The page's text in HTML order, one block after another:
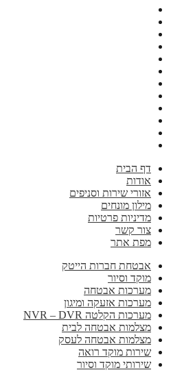
דף הבית
אודות
אזורי שירות וסניפים
מילון מונחים
מדיניות פרטיות
צור קשר
מפת אתר
אבטחת חברות הייטק
מוקד וסיור
מערכות אבטחה
מערכות אזעקה ומיגון
מערכות הקלטה NVR – DVR
מצלמות אבטחה לבית
מצלמות אבטחה לעסק
שירות מוקד רואה
שירותי מוקד וסיור